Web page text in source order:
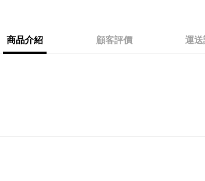
商品介紹 顧客評價 運